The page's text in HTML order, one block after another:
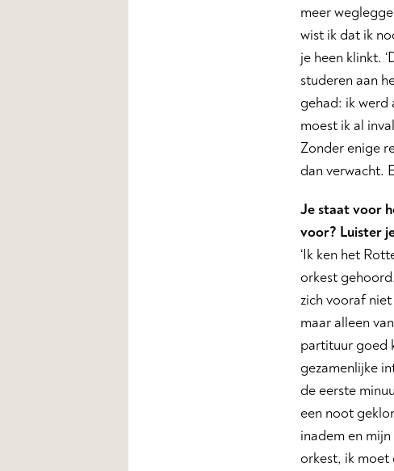
meer
wist ik dat ik
je heen klinkt.
studeren aan
gehad: ik
moest ik al
Zonder enige
dan verwacht.
Je staat voor
voor? Luister
‘Ik ken het
orkest
zich vooraf
maar alleen
partituur goed
gezamenlijke
de eerste
een noot
inadem en
orkest, ik moet